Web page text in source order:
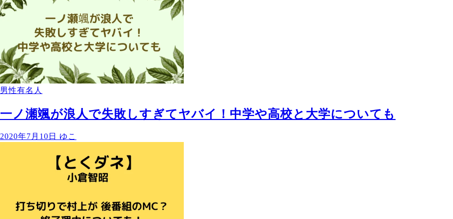
男性有名人
一ノ瀬颯が浪人で失敗しすぎてヤバイ！中学や高校と大学についても
2020年7月10日 ゆこ